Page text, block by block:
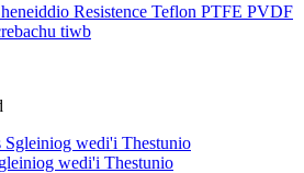
Resistence Teflon PTFE PVDF
tiwb
wedi'i Thestunio